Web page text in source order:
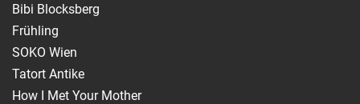
Bibi Blocksberg
Frühling
SOKO Wien
Tatort Antike
How I Met Your Mother